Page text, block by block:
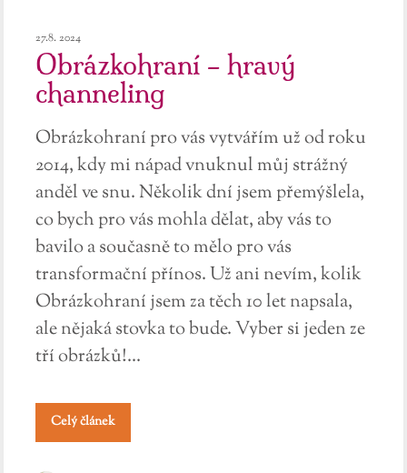
27.8. 2024
Obrázkohraní – hravý
channeling
Obrázkohraní pro vás vytvářím už od roku
2014, kdy mi nápad vnuknul můj strážný
anděl ve snu. Několik dní jsem přemýšlela,
co bych pro vás mohla dělat, aby vás to
bavilo a současně to mělo pro vás
transformační přínos. Už ani nevím, kolik
Obrázkohraní jsem za těch 10 let napsala,
ale nějaká stovka to bude. Vyber si jeden ze
tří obrázků!...
Celý článek